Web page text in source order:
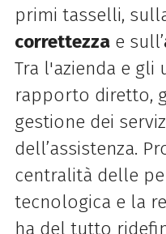
primi tasselli,
correttezzae sull’
Tra l'azienda e gli
rapporto diretto,
gestione dei
dell’assistenza.
centralità delle
tecnologica e la
ha del tutto